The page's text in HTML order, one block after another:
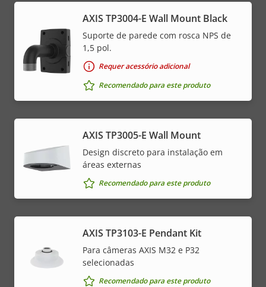
AXIS TP3004-E Wall Mount Black
Suporte de parede com rosca NPS de
1,5 pol.
Requer acessório adicional
Recomendado para este produto
AXIS TP3005-E Wall Mount
Design discreto para instalação em
áreas externas
Recomendado para este produto
AXIS TP3103-E Pendant Kit
Para câmeras AXIS M32 e P32
selecionadas
Recomendado para este produto